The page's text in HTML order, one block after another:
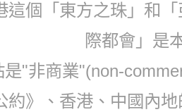
這個「東方之珠」和
際都會」是
是"非商業"(non-
約》、香港、中國內